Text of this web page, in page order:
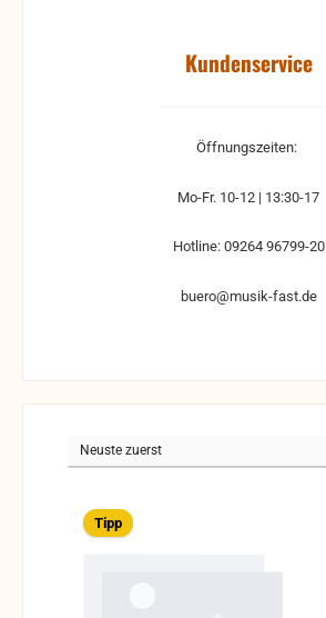
Kundenservice
Öffnungszeiten:
Mo-Fr. 10-12 | 13:30-17
Hotline: 09264 96799-20
buero@musik-fast.de
Tipp